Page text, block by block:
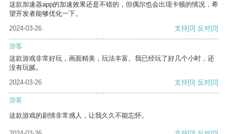
这款加速器app的加速效果还是不错的，但偶尔也会出现卡顿的情况，希
望开发者能够优化一下。
2024-03-26
支持[0] 反对[0]
游客
这款游戏非常好玩，画面精美，玩法丰富。我已经玩了好几个小时，还
没有玩腻。
2024-03-26
支持[0] 反对[0]
游客
这款游戏的剧情非常感人，让我久久不能忘怀。